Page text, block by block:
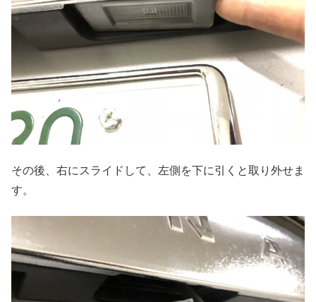
その後、右にスライドして、左側を下に引くと取り外せま
す。